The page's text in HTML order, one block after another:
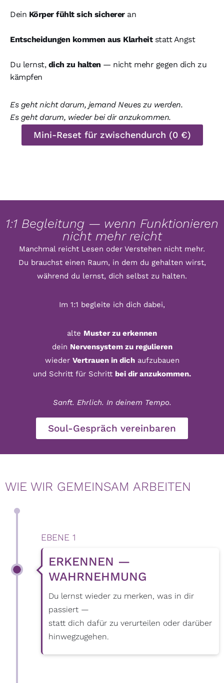
Dein Körper fühlt sich sichereran
Entscheidungen kommen aus Klarheitstatt Angst
Du lernst, dich zu halten — nicht mehr gegen dich zu
kämpfen
Es geht nicht darum, jemand Neues zu werden.
Es geht darum, wieder bei dir anzukommen.
Mini-Reset für zwischendurch (0 €)
1:1 Begleitung — wenn Funktionieren
nicht mehr reicht
Manchmal reicht Lesen oder Verstehen nicht mehr.
Du brauchst einen Raum, in dem du gehalten wirst,
während du lernst, dich selbst zu halten.
Im 1:1 begleite ich dich dabei,
alte Muster zu erkennen
dein Nervensystem zu regulieren
wieder Vertrauen in dichaufzubauen
und Schritt für Schritt bei dir anzukommen.
Sanft. Ehrlich. In deinem Tempo.
Soul-Gespräch vereinbaren
WIE WIR GEMEINSAM ARBEITEN
EBENE 1
ERKENNEN —
WAHRNEHMUNG
Du lernst wieder zu merken, was in dir
passiert —
statt dich dafür zu verurteilen oder darüber
hinwegzugehen.